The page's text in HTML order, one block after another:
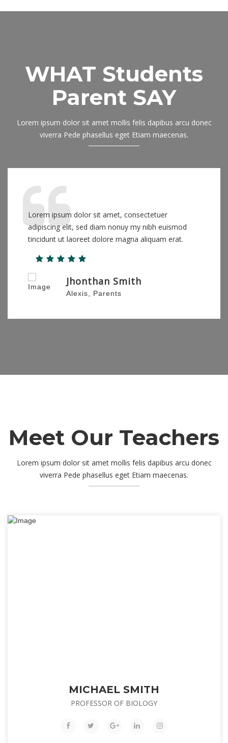
WHAT Students
Parent SAY
Lorem ipsum dolor sit amet mollis felis dapibus arcu donec
viverra Pede phasellus eget Etiam maecenas.
Lorem ipsum dolor sit amet, consectetuer
adipiscing elit, sed diam nonuy my nibh euismod
tincidunt ut laoreet dolore magna aliquam erat.
Jhonthan Smith
Alexis, Parents
Meet Our Teachers
Lorem ipsum dolor sit amet mollis felis dapibus arcu donec
viverra Pede phasellus eget Etiam maecenas.
MICHAEL SMITH
PROFESSOR OF BIOLOGY